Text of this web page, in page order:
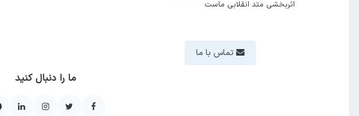
اثربخشی متد انقلابی ماست
تماس با ما
ما را دنبال کنید